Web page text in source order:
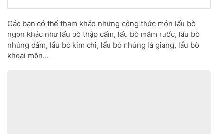
Các bạn có thể tham khảo những công thức món lẩu bò
ngon khác như lẩu bò thập cẩm, lẩu bò mắm ruốc, lẩu bò
nhúng dấm, lẩu bò kim chi, lẩu bò nhúng lá giang, lẩu bò
khoai môn…